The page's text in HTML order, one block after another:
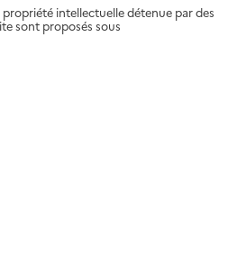
intellectuelle détenue par des
sont proposés sous